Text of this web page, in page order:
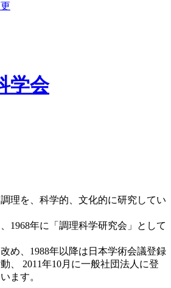
理を、科学的、文化的に研究してい
1968年に「調理科学研究会」として
め、1988年以降は日本学術会議登録
、 2011年10月に一般社団法人に登
ます。